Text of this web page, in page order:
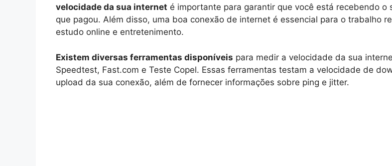
velocidade da sua internet é importante para garantir que você está recebendo o
que pagou. Além disso, uma boa conexão de internet é essencial para o trabalho
estudo online e entretenimento.
Existem diversas ferramentas disponíveis para medir a velocidade da sua
Speedtest, Fast.com e Teste Copel. Essas ferramentas testam a velocidade de
upload da sua conexão, além de fornecer informações sobre ping e jitter.